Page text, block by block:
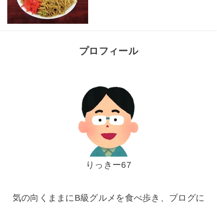
プロフィール
りっきー67
気の向くままにB級グルメを食べ歩き、ブログに